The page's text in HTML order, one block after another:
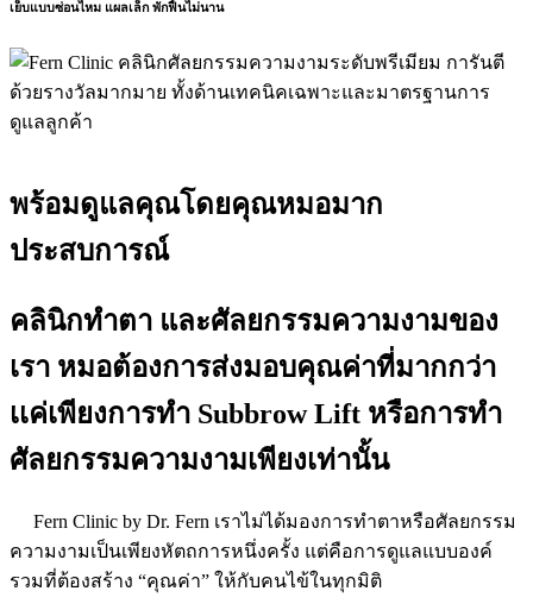
เย็บแบบซ่อนไหม แผลเล็ก พักฟื้นไม่นาน
พร้อมดูแลคุณโดยคุณหมอมาก
ประสบการณ์
คลินิกทำตา และศัลยกรรมความงามของ
เรา หมอต้องการส่งมอบคุณค่าที่มากกว่า
เเค่เพียงการทำ Subbrow Lift หรือการทำ
ศัลยกรรมความงามเพียงเท่านั้น
Fern Clinic by Dr. Fern เราไม่ได้มองการทำตาหรือศัลยกรรม
ความงามเป็นเพียงหัตถการหนึ่งครั้ง แต่คือการดูแลแบบองค์
รวมที่ต้องสร้าง “คุณค่า” ให้กับคนไข้ในทุกมิติ